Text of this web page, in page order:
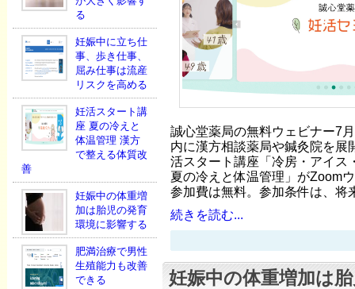
る
妊娠中に立ち仕
事、歩き仕事、
屈み仕事は流産
リスクを高める
妊活スタート講
座 夏の冷えと
体温管理 漢方
で整える体質改
善
妊娠中の体重増
加は胎児の発育
環境に影響する
肥満治療で男性
生殖能力も改善
できる
誠心堂薬局の無料ウェビナー7
内に漢方相談薬局や鍼灸院を展
活スタート講座「冷房・アイス
夏の冷えと体温管理」がZoom
参加費は無料。参加条件は、
続きを読む...
妊娠中の体重増加は